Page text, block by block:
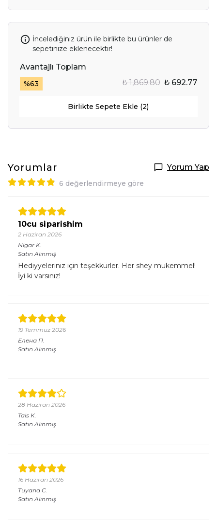
İncelediğiniz ürün ile birlikte bu ürünler de
sepetinize eklenecektir!
Avantajlı Toplam
%63 ₺ 1,869.80 ₺ 692.77
Birlikte Sepete Ekle (2)
Yorumlar Yorum Yap
6 değerlendirmeye göre
10cu siparishim
2 Haziran 2026
Nigar K.
Satın Alınmış
Hediyyeleriniz için teşekkürler. Her shey mukemmel!
İyi ki varsınız!
19 Temmuz 2026
Елена П.
Satın Alınmış
28 Haziran 2026
Tais K.
Satın Alınmış
16 Haziran 2026
Tuyana C.
Satın Alınmış